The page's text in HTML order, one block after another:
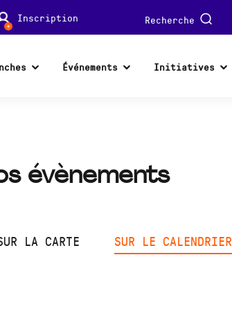
Inscription Recherche
Événements Initiatives
évènements
LA CARTE SUR LE CALENDRIER